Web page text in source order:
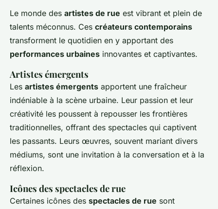
Le monde des artistes de rue est vibrant et plein de
talents méconnus. Ces créateurs contemporains
transforment le quotidien en y apportant des
performances urbaines innovantes et captivantes.
Artistes émergents
Les artistes émergents apportent une fraîcheur
indéniable à la scène urbaine. Leur passion et leur
créativité les poussent à repousser les frontières
traditionnelles, offrant des spectacles qui captivent
les passants. Leurs œuvres, souvent mariant divers
médiums, sont une invitation à la conversation et à la
réflexion.
Icônes des spectacles de rue
Certaines icônes des spectacles de rue sont